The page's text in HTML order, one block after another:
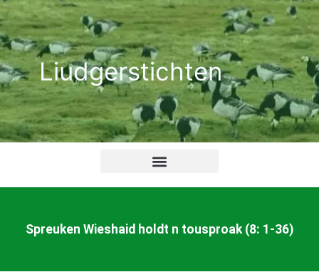
Ga
naar
de
inhoudLiudgerstichten
Spreuken Wieshaid holdt n tousproak (8: 1-36)